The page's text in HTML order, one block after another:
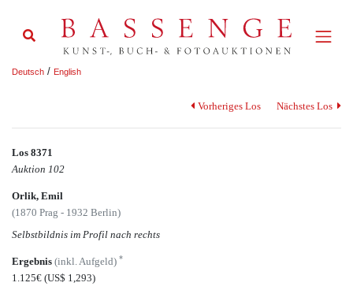
Deutsch / English
Vorheriges Los Nächstes Los
Los 8371
Auktion 102
Orlik, Emil
(1870 Prag - 1932 Berlin)
Selbstbildnis im Profil nach rechts
Ergebnis (inkl. Aufgeld) *
1.125€ (US$ 1,293)